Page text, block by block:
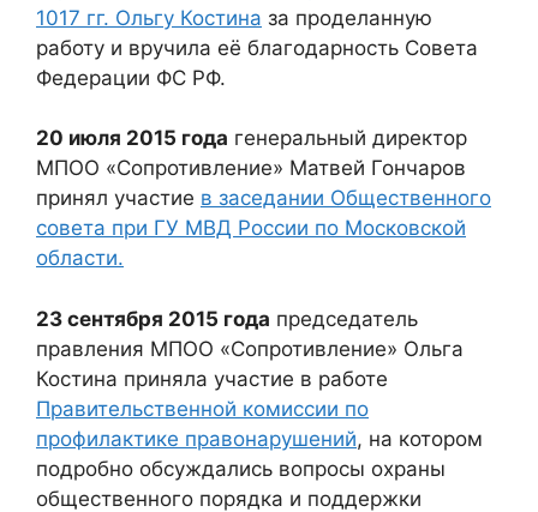
1017 гг. Ольгу Костина за проделанную
работу и вручила её благодарность Совета
Федерации ФС РФ.
20 июля 2015 года генеральный директор
МПОО «Сопротивление» Матвей Гончаров
принял участие в заседании Общественного
совета при ГУ МВД России по Московской
области.
23 сентября 2015 года председатель
правления МПОО «Сопротивление» Ольга
Костина приняла участие в работе
Правительственной комиссии по
профилактике правонарушений, на котором
подробно обсуждались вопросы охраны
общественного порядка и поддержки